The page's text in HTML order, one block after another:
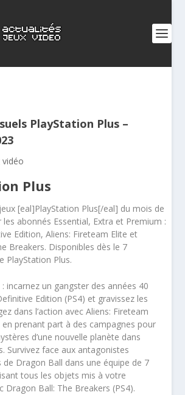
PlayStation Plus –
vidéo
Plus
[eal]PlayStation Plus[/eal] du mois de
abonnés Essential, Extra et Premium :
Edition, Aliens: Fireteam Elite et
Breakers. Disponibles dès le 7
PlayStation Plus.
incarnez un gangster des années 40
Edition (PS4) et gravissez les
dans l’action avec Aliens: Fireteam
en prenant part à des campagnes pour
d’une nouvelle planète dans
Survivez face aux antagonistes
de Dragon Ball dans une équipe de 7
tous les objets mis à votre
Dragon Ball: The Breakers (PS4).